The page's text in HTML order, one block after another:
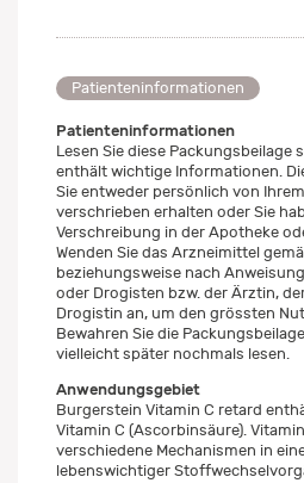
Patienteninformationen
Patienteninformationen
Lesen Sie diese Packungsbeilage
enthält wichtige Informationen.
Sie entweder persönlich von
verschrieben erhalten oder Sie
Verschreibung in der Apotheke
Wenden Sie das Arzneimittel
beziehungsweise nach
oder Drogisten bzw. der Ärztin,
Drogistin an, um den grössten
Bewahren Sie die
vielleicht später nochmals lesen.
Anwendungsgebiet
Burgerstein Vitamin C retard
Vitamin C (Ascorbinsäure).
verschiedene Mechanismen in
lebenswichtiger